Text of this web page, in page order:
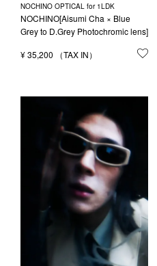
NOCHINO OPTICAL for 1LDK
NOCHINO[Aisumi Cha × Blue
Grey to D.Grey Photochromic lens]
¥35,200